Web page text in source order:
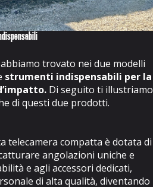
abbiamo trovato nei due modelli
strumenti indispensabili per la
Di seguito ti illustriamo
di questi due prodotti.
telecamera compatta è dotata di
angolazioni uniche e
e agli accessori dedicati,
di alta qualità, diventando